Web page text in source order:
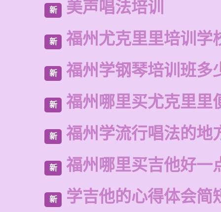
新 美声唱法培训
新 福州尤克里里培训学
新 福州学钢琴培训班多
新 福州哪里买尤克里里
新 福州学流行唱法的地
新 福州哪里买吉他好一
新 学吉他的心得体会简